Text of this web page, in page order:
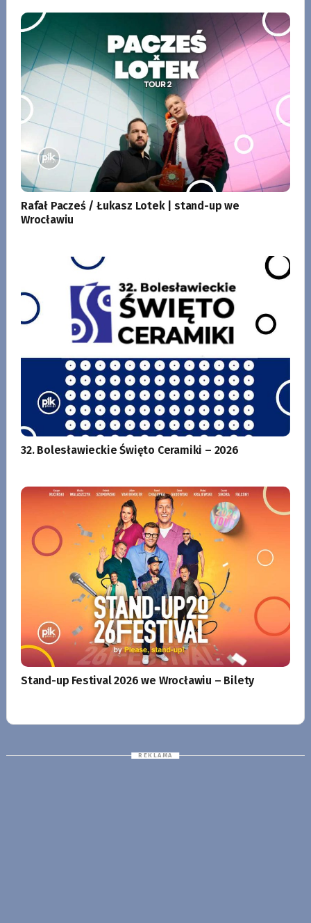
Rafał Pacześ / Łukasz Lotek | stand-up we
Wrocławiu
32. Bolesławieckie Święto Ceramiki – 2026
Stand-up Festival 2026 we Wrocławiu – Bilety